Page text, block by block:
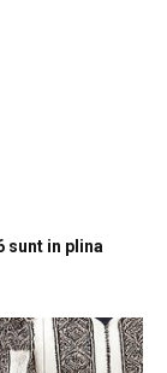
sunt in plina